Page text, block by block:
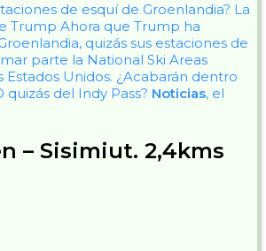
de esquí de Groenlandia? La
Trump Ahora que Trump ha
quizás sus estaciones de
parte la National Ski Areas
Estados Unidos. ¿Acabarán dentro
quizás del Indy Pass? Noticias, el
– Sisimiut. 2,4kms